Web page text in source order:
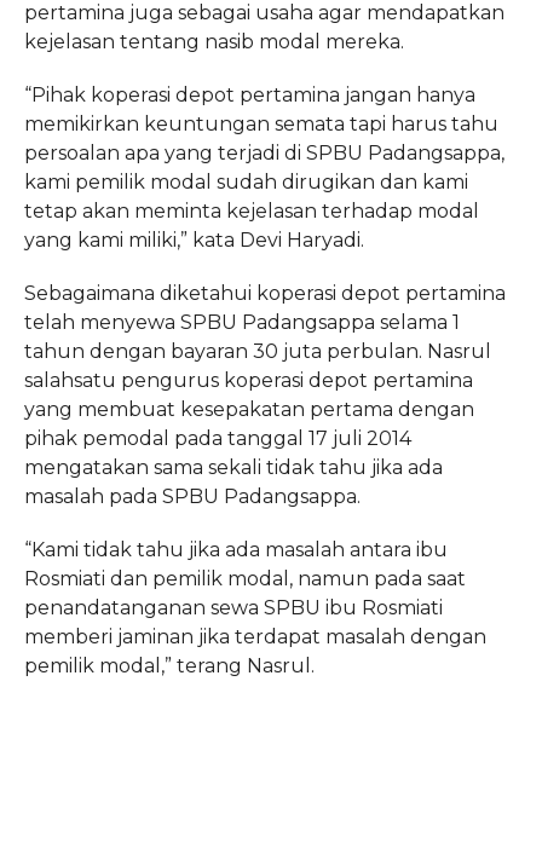
pertamina juga sebagai usaha agar mendapatkan
kejelasan tentang nasib modal mereka.
“Pihak koperasi depot pertamina jangan hanya
memikirkan keuntungan semata tapi harus tahu
persoalan apa yang terjadi di SPBU Padangsappa,
kami pemilik modal sudah dirugikan dan kami
tetap akan meminta kejelasan terhadap modal
yang kami miliki,” kata Devi Haryadi.
Sebagaimana diketahui koperasi depot pertamina
telah menyewa SPBU Padangsappa selama 1
tahun dengan bayaran 30 juta perbulan. Nasrul
salahsatu pengurus koperasi depot pertamina
yang membuat kesepakatan pertama dengan
pihak pemodal pada tanggal 17 juli 2014
mengatakan sama sekali tidak tahu jika ada
masalah pada SPBU Padangsappa.
“Kami tidak tahu jika ada masalah antara ibu
Rosmiati dan pemilik modal, namun pada saat
penandatanganan sewa SPBU ibu Rosmiati
memberi jaminan jika terdapat masalah dengan
pemilik modal,” terang Nasrul.